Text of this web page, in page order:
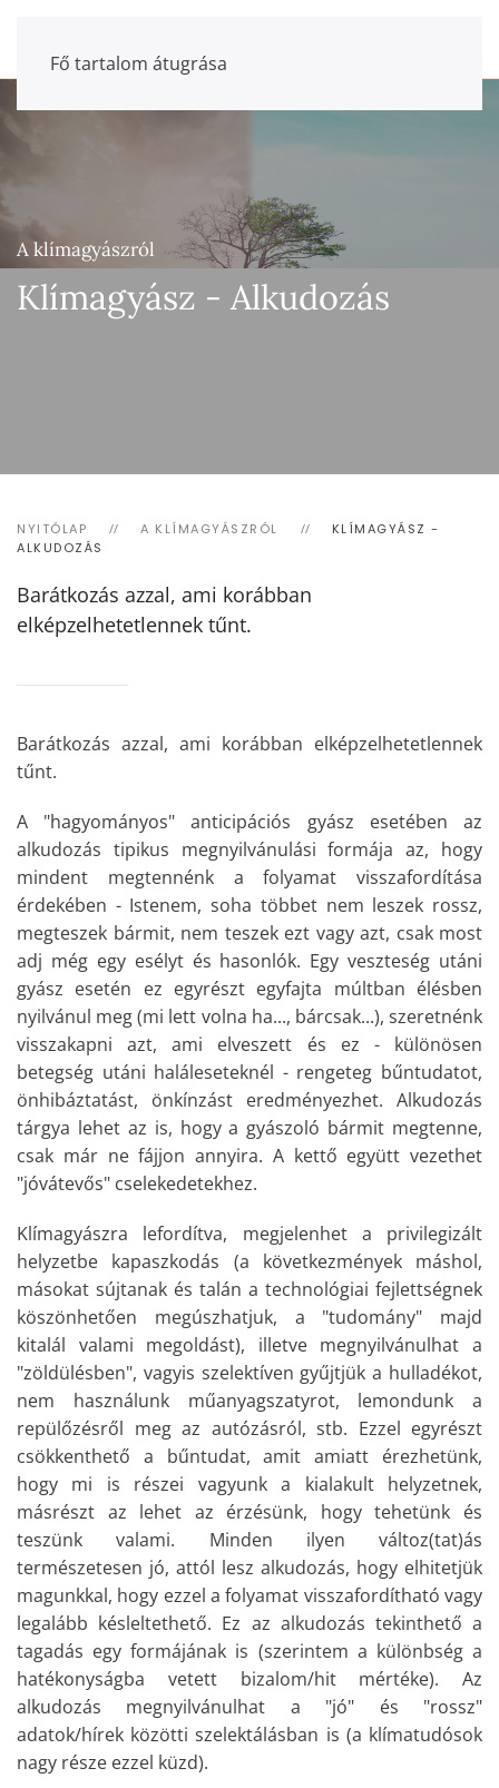
Fő tartalom átugrása
A klímagyászról
Klímagyász - Alkudozás
NYITÓLAP A KLÍMAGYÁSZRÓL
KLÍMAGYÁSZ -
ALKUDOZÁS
Barátkozás azzal, ami korábban
elképzelhetetlennek tűnt.
Barátkozás azzal, ami korábban elképzelhetetlennek
tűnt.
A "hagyományos" anticipációs gyász esetében az
alkudozás tipikus megnyilvánulási formája az, hogy
mindent megtennénk a folyamat visszafordítása
érdekében - Istenem, soha többet nem leszek rossz,
megteszek bármit, nem teszek ezt vagy azt, csak most
adj még egy esélyt és hasonlók. Egy veszteség utáni
gyász esetén ez egyrészt egyfajta múltban élésben
nyilvánul meg (mi lett volna ha..., bárcsak...), szeretnénk
visszakapni azt, ami elveszett és ez - különösen
betegség utáni haláleseteknél - rengeteg bűntudatot,
önhibáztatást, önkínzást eredményezhet. Alkudozás
tárgya lehet az is, hogy a gyászoló bármit megtenne,
csak már ne fájjon annyira. A kettő együtt vezethet
"jóvátevős" cselekedetekhez.
Klímagyászra lefordítva, megjelenhet a privilegizált
helyzetbe kapaszkodás (a következmények máshol,
másokat sújtanak és talán a technológiai fejlettségnek
köszönhetően megúszhatjuk, a "tudomány" majd
kitalál valami megoldást), illetve megnyilvánulhat a
"zöldülésben", vagyis szelektíven gyűjtjük a hulladékot,
nem használunk műanyagszatyrot, lemondunk a
repülőzésről meg az autózásról, stb. Ezzel egyrészt
csökkenthető a bűntudat, amit amiatt érezhetünk,
hogy mi is részei vagyunk a kialakult helyzetnek,
másrészt az lehet az érzésünk, hogy tehetünk és
teszünk valami. Minden ilyen változ(tat)ás
természetesen jó, attól lesz alkudozás, hogy elhitetjük
magunkkal, hogy ezzel a folyamat visszafordítható vagy
legalább késleltethető. Ez az alkudozás tekinthető a
tagadás egy formájának is (szerintem a különbség a
hatékonyságba vetett bizalom/hit mértéke). Az
alkudozás megnyilvánulhat a "jó" és "rossz"
adatok/hírek közötti szelektálásban is (a klímatudósok
nagy része ezzel küzd).